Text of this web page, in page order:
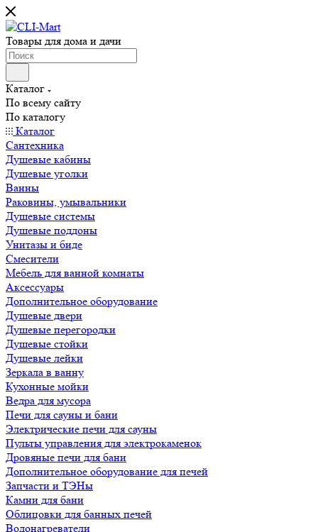
Товары для дома и дачи
Каталог
По всему сайту
По каталогу
Каталог
Сантехника
Душевые кабины
Душевые уголки
Ванны
Раковины, умывальники
Душевые системы
Душевые поддоны
Унитазы и биде
Смесители
Мебель для ванной комнаты
Аксессуары
Дополнительное оборудование
Душевые двери
Душевые перегородки
Душевые стойки
Душевые лейки
Зеркала в ванну
Кухонные мойки
Ведра для мусора
Печи для сауны и бани
Электрические печи для сауны
Пульты управления для электрокаменок
Дровяные печи для бани
Дополнительное оборудование для печей
Запчасти и ТЭНы
Камни для бани
Облицовки для банных печей
Водонагреватели